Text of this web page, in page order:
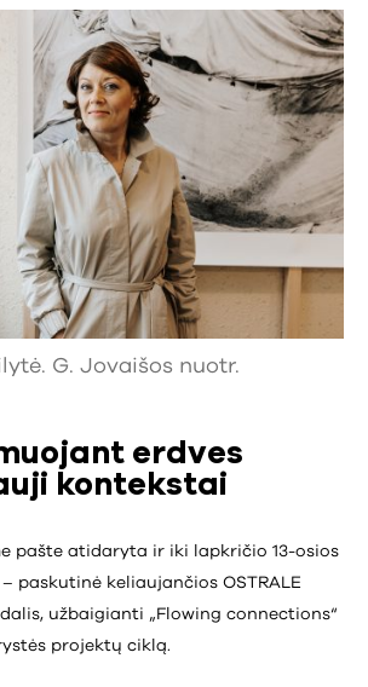
G. Jovaišos nuotr.
erdves
kontekstai
pašte atidaryta ir iki lapkričio 13-osios
paskutinė keliaujančios OSTRALE
užbaigianti „Flowing connections“
projektų ciklą.